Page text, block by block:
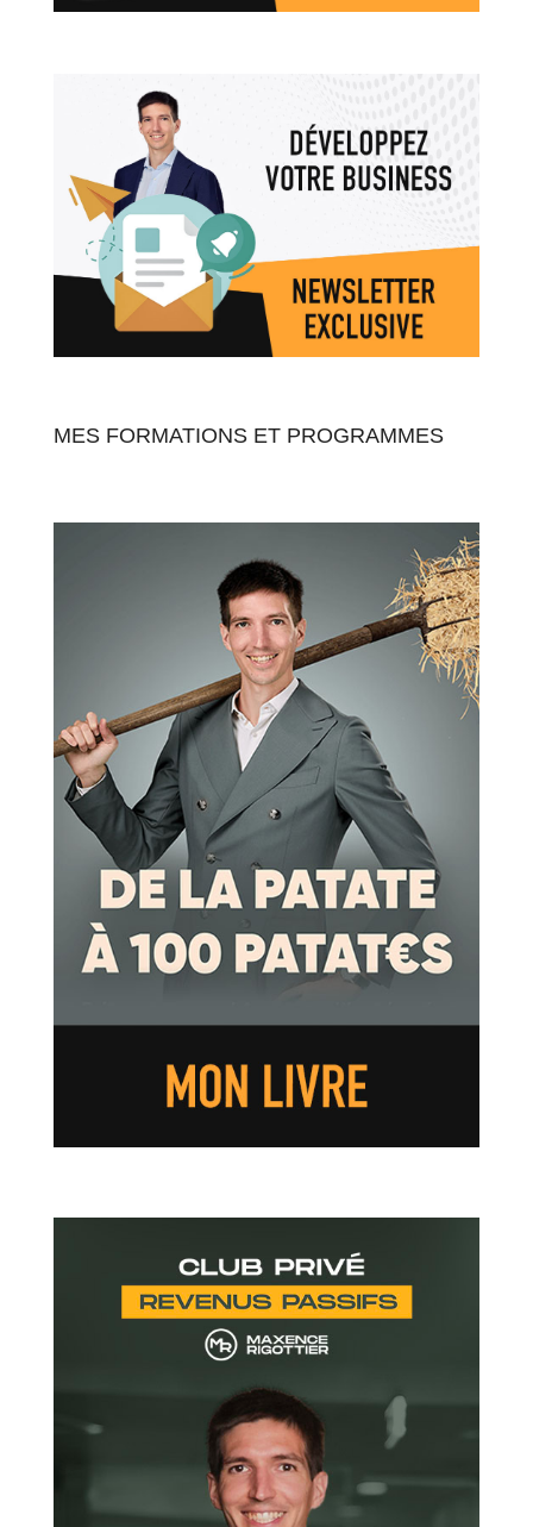
MES FORMATIONS ET PROGRAMMES